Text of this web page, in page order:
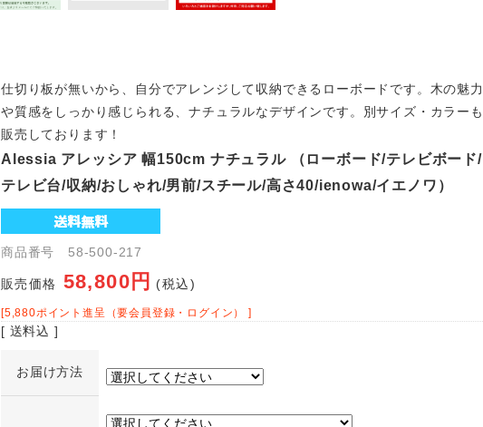
仕切り板が無いから、自分でアレンジして収納できるローボードです。木の魅力
や質感をしっかり感じられる、ナチュラルなデザインです。別サイズ・カラーも
販売しております！
Alessia アレッシア 幅150cm ナチュラル （ローボード/テレビボード/
テレビ台/収納/おしゃれ/男前/スチール/高さ40/ienowa/イエノワ）
商品番号 58-500-217
販売価格 58,800円 (税込)
[5,880ポイント進呈（要会員登録・ログイン） ]
[ 送料込 ]
お届け方法